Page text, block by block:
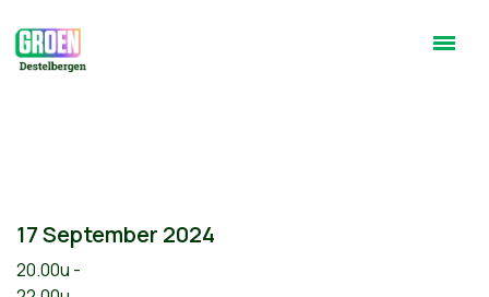
17 September 2024
20.00u -